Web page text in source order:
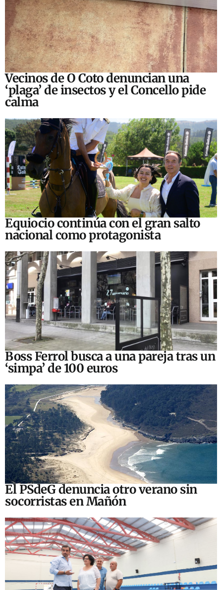
Vecinos de O Coto denuncian una
‘plaga’ de insectos y el Concello pide
calma
Equiocio continúa con el gran salto
nacional como protagonista
Boss Ferrol busca a una pareja tras un
‘simpa’ de 100 euros
El PSdeG denuncia otro verano sin
socorristas en Mañón